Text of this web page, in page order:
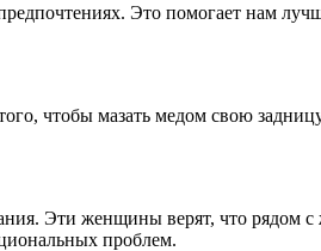
Это помогает нам
чтобы мазать медом свою
Эти женщины верят, что рядом
проблем.